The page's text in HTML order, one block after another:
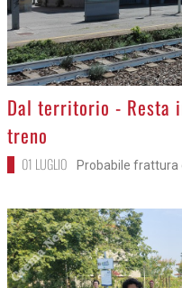
>Crema - Tempesta
02 LUGLIO Tanto spavento